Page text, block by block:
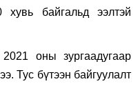
хувь байгальд ээлтэй
оны зургаадугаар
Тус бүтээн байгуулалт